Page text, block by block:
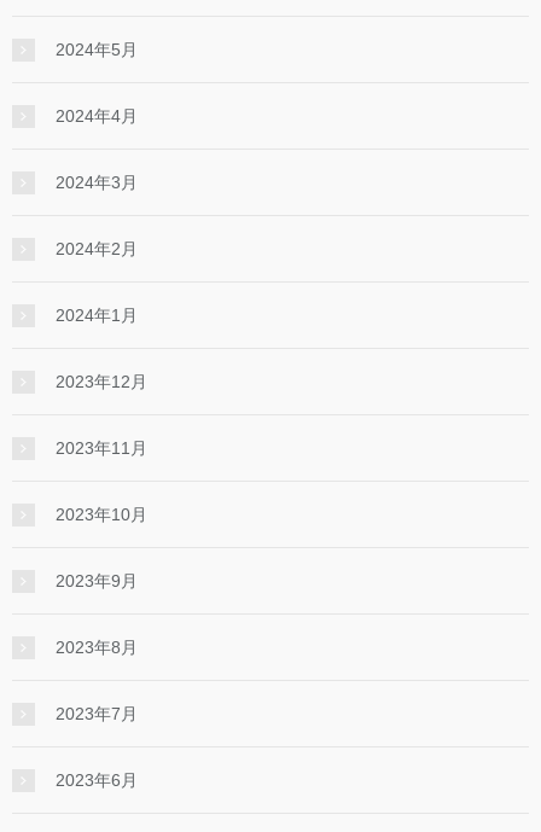
2024年5月
2024年4月
2024年3月
2024年2月
2024年1月
2023年12月
2023年11月
2023年10月
2023年9月
2023年8月
2023年7月
2023年6月